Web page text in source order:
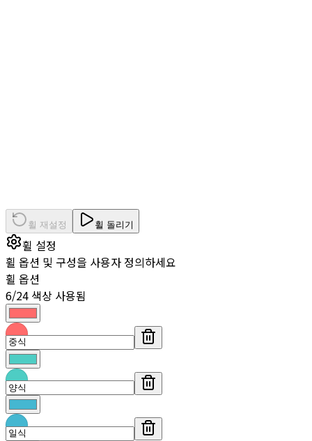
휠 재설정 휠 돌리기
휠 설정
휠 옵션 및 구성을 사용자 정의하세요
휠 옵션
6/24 색상 사용됨